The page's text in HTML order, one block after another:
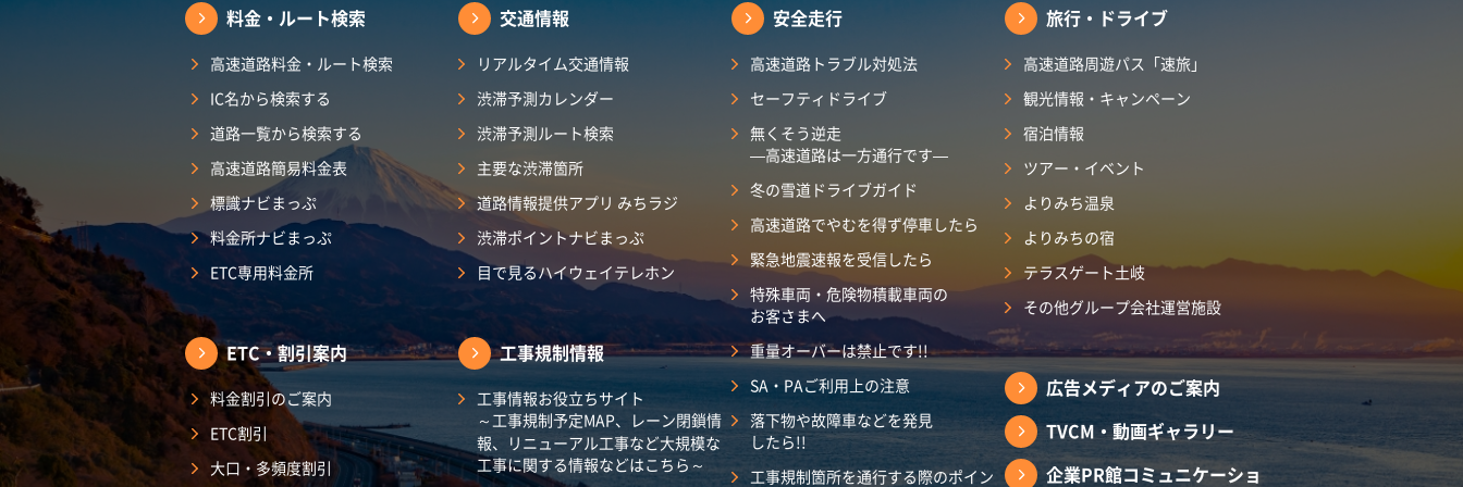
料金・ルート検索
高速道路料金・ルート検索
IC名から検索する
道路一覧から検索する
高速道路簡易料金表
標識ナビまっぷ
料金所ナビまっぷ
ETC専用料金所
ETC・割引案内
料金割引のご案内
ETC割引
大口・多頻度割引
交通情報
リアルタイム交通情報
渋滞予測カレンダー​
渋滞予測ルート検索
主要な渋滞箇所
道路情報提供アプリ みちラジ
渋滞ポイントナビまっぷ
目で見るハイウェイテレホン
工事規制情報
工事情報お役立ちサイト
～工事規制予定MAP、レーン閉鎖情
報、リニューアル工事など大規模な
工事に関する情報などはこちら～
安全走行
高速道路トラブル対処法
セーフティドライブ
無くそう逆走
―高速道路は一方通行です―
冬の雪道ドライブガイド
高速道路でやむを得ず停車したら
緊急地震速報を受信したら
特殊車両・危険物積載車両の
お客さまへ
重量オーバーは禁止です!!
SA・PAご利用上の注意
落下物や故障車などを発見
したら!!
工事規制箇所を通行する際のポイン
旅行・ドライブ
高速道路周遊パス「速旅」
観光情報・キャンペーン
宿泊情報
ツアー・イベント
よりみち温泉
よりみちの宿
テラスゲート土岐
その他グループ会社運営施設
広告メディアのご案内
TVCM・動画ギャラリー
企業PR館コミュニケーショ